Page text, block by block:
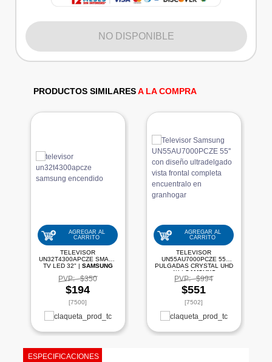
NO DISPONIBLE
PRODUCTOS SIMILARESA LA COMPRA
AGREGAR AL
CARRITO
TELEVISOR
UN32T4300APCZE SMART
SAMSUNG
PVP: $350
$194
[7500]
AGREGAR AL
CARRITO
TELEVISOR
UN55AU7000PCZE 55
PULGADAS CRYSTAL UHD
4K | SAMSUNG
PVP: $994
$551
[7502]
ESPECIFICACIONES